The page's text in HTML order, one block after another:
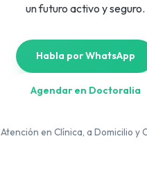
un futuro activo y seguro.
Habla por WhatsApp
Agendar en Doctoralia
Atención en Clínica, a Domicilio y